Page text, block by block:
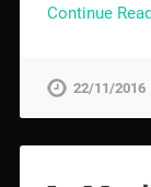
Continue
22/11/2016